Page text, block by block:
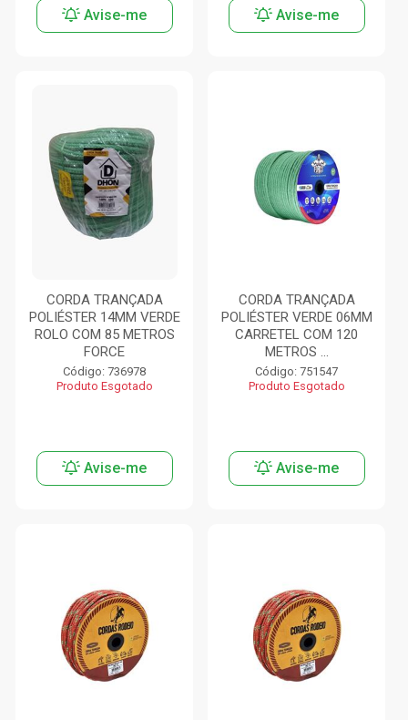
Avise-me Avise-me
CORDA TRANÇADA
POLIÉSTER 14MM VERDE
ROLO COM 85 METROS
FORCE
Código: 736978
Produto Esgotado
Avise-me
CORDA TRANÇADA
POLIÉSTER VERDE 06MM
CARRETEL COM 120
METROS ...
Código: 751547
Produto Esgotado
Avise-me